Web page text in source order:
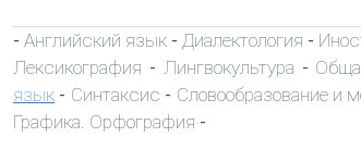
-Английский язык - Диалектология -
Лексикография - Лингвокультура -
язык - Синтаксис - Словообразование и
Графика. Орфография -